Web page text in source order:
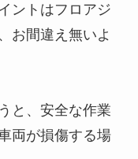
ントはフロアジ
お間違え無いよ
と、安全な作業
両が損傷する場